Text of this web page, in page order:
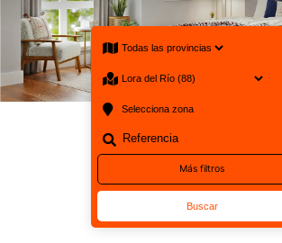
Más filtros
Buscar